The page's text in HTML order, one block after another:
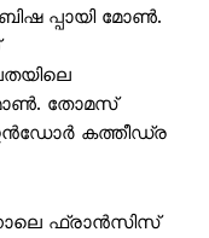
പ്പായി മോൺ.
തോമസ്
ഇൻഡോർ കത്തീഡ്ര
ഫ്രാന്‍സിസ്